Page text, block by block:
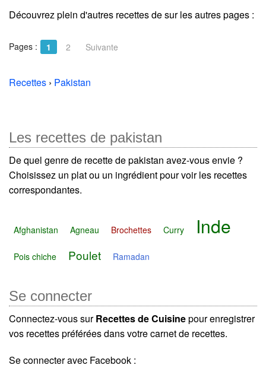
Découvrez plein d'autres recettes desur les autres pages :
Pages : 1 2 Suivante
Recettes › Pakistan
Les recettes de pakistan
De quel genre de recette de pakistan avez-vous envie ?
Choisissez un plat ou un ingrédient pour voir les recettes
correspondantes.
Afghanistan Agneau Brochettes Curry Inde
Pois chiche Poulet Ramadan
Se connecter
Connectez-vous surRecettes de Cuisinepour enregistrer
vos recettes préférées dans votre carnet de recettes.
Se connecter avec Facebook :